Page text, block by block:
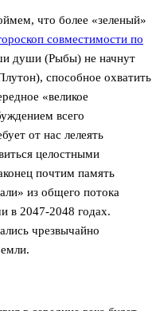
что более «зеленый»
совместимости по
души (Рыбы) не начнут
способное охватить
«великое
всего
от нас лелеять
целостными
почтим память
из общего потока
в 2047-2048 годах.
чрезвычайно